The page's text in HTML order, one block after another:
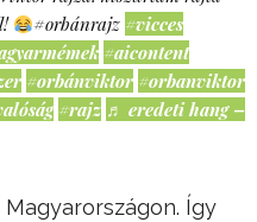
#orbánrajz #vicces
#aicontent
#orbánviktor #orbanviktor
#rajz ♬ eredeti hang –
Így